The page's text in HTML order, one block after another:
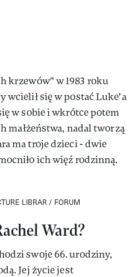
krzewów" w 1983 roku
wcielił się w postać Luke'a
w sobie i wkrótce potem
małżeństwa, nadal tworzą
ma troje dzieci - dwie
ich więź rodzinną.
LIBRAR / FORUM
Ward?
swoje 66. urodziny,
Jej życie jest